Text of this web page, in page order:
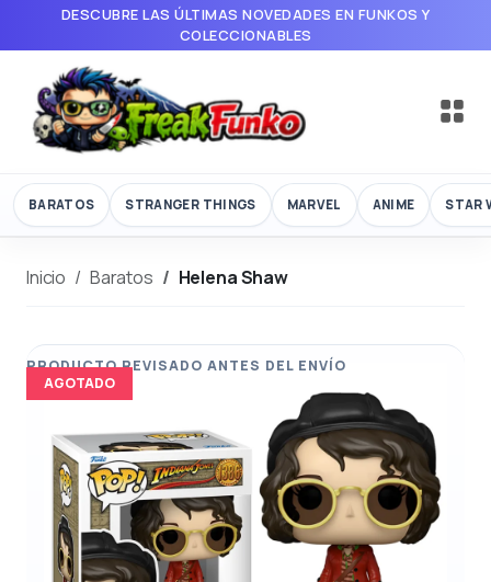
DESCUBRE LAS ÚLTIMAS NOVEDADES EN FUNKOS Y
COLECCIONABLES
BARATOS STRANGER THINGS MARVEL ANIME STAR
Inicio Baratos Helena Shaw
AGOTADO